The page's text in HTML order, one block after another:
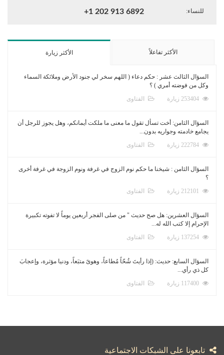
للنساء: +1 202 913 6892
الأكثر زيارة الأكثر تفاعلاً
السؤال الثالث عشر : حكم دعاء ( اللهم سخر لي جنود الأرض وملائكة السماء
وكل من فوضته أمري ) ؟
الفتاوى
السؤال الثامن: أخت تسأل تقول ما معنى ما ملكت أيمانكم، وهل يجوز للرجل أن
يجامع خادمته وجواريه بدون...
الفتاوى
السؤال الثامن : شيخنا ما حكم نوم الزوج في غرفة ونوم الزوجة في غرفة أخرى
؟
الفتاوى
السؤال العشرين: هل صح حديث " من صلى الفجر أربعين يوماً لا تفوته تكبيرة
الإحرام إلا كتب الله له...
الفتاوى
السؤال السابع: حديث: (إذا رأيتَ شُحّاً مُطاعاً، وهوىً متبَعاً، ودنيا مؤثرة، وإعجابَ
كل ذي رأي...
الفتاوى
تابعونا على الشبكات الاجتماعية